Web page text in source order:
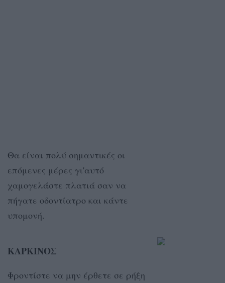
Θα είναι πολύ σημαντικές οι
επόμενες μέρες γι'αυτό
χαμογελάστε πλατιά σαν να
πήγατε οδοντίατρο και κάντε
υπομονή.
ΚΑΡΚΙΝΟΣ
Φροντίστε να μην έρθετε σε ρήξη